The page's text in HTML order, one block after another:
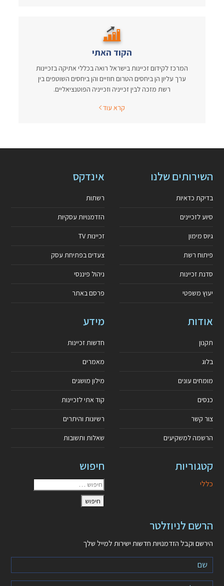
הקוד האתי
המרכז לקידום זכיינות בישראל רואה בכללי אתיקה בזכיינות
ערך עליון הן ביחסים הטרום חוזיים והן ביחסים השוטפים בין
רשת מזכה לבין זכייניה וזכייניה הפוטנציאליים.
קרא עוד
השירותים שלנו
בדיקת כדאיות
סיוע לזכיינים
גיוס מימון
פיתוח רשת
סדנת זכיינות
יעוץ משפטי
אינדקס
רשתות
הזדמנויות עסקיות
זכיינות TV
צעדים בפתיחת עסק
ניהול פיננסי
פרסם באתר
אודות
תקנון
בלוג
מומחים עונים
כנסים
צור קשר
הרשמה למשקיעים
מידע
חדשות זכיינות
מאמרים
מילון מושגים
קוד אתי לזכיינות
רשיונות והיתרים
שאלות ותשובות
קטגוריות
כללי
חיפוש
הרשם לניוזלטר
הירשם וקבל הזדמנויות חדשות ישירות למייל שלך